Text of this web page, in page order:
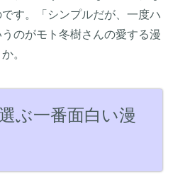
す。「シンプルだが、一度ハ
のがモト冬樹さんの愛する漫
。
ぶ一番面白い漫